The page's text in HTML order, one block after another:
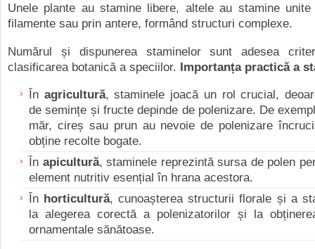
Unele plante au stamine libere, altele au stamine
filamente sau prin antere, formând structuri complexe.
Numărul și dispunerea staminelor sunt adesea
clasificarea botanică a speciilor. Importanța practică a
În agricultură, staminele joacă un rol crucial,
de semințe și fructe depinde de polenizare. De
măr, cireș sau prun au nevoie de polenizare
obține recolte bogate.
În apicultură, staminele reprezintă sursa de polen
element nutritiv esențial în hrana acestora.
În horticultură, cunoașterea structurii florale și a
la alegerea corectă a polenizatorilor și la
ornamentale sănătoase.